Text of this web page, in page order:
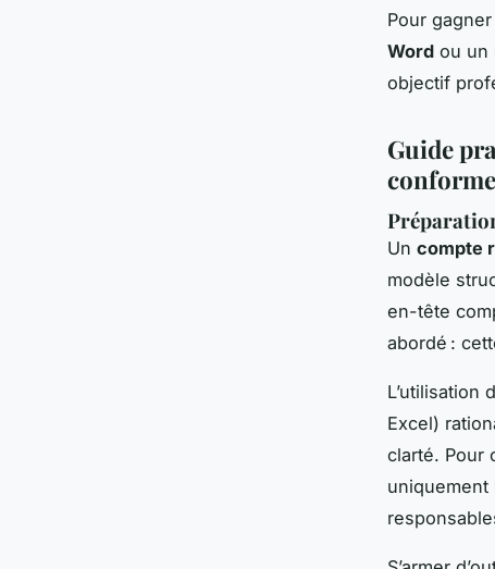
Pour
Word ou un
objectif
Guide
conforme
Un compte
modèle
en-tête
abordé :
L’utilisation
Excel)
clarté. Pour
uniquement